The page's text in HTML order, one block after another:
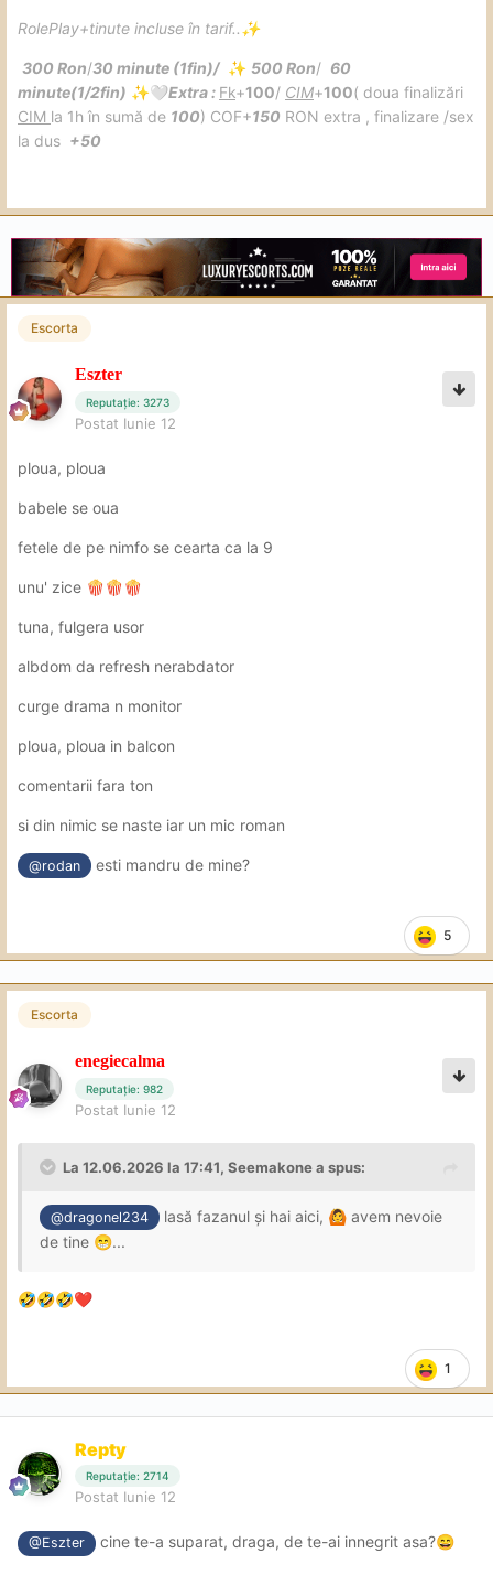
RolePlay+tinute incluse în tarif..✨
300 Ron/30 minute (1fin)/ ✨ 500 Ron/ 60
minute(1/2fin) ✨🤍Extra: Fk+100/ CIM+100( doua finalizări
CIM la 1h în sumă de 100) COF+150 RON extra , finalizare /sex
la dus +50
Escorta
Eszter
Reputație: 3273
Postat Iunie 12
ploua, ploua
babele se oua
fetele de pe nimfo se cearta ca la 9
unu' zice 🍿 🍿 🍿
tuna, fulgera usor
albdom da refresh nerabdator
curge drama n monitor
ploua, ploua in balcon
comentarii fara ton
si din nimic se naste iar un mic roman
@rodan esti mandru de mine?
5
Escorta
enegiecalma
Reputație: 982
Postat Iunie 12
La 12.06.2026 la 17:41, Seemakonea spus:
@dragonel234 lasă fazanul și hai aici, 🙆 avem nevoie
de tine 😁...
🤣🤣🤣❤️
1
Repty
Reputație: 2714
Postat Iunie 12
@Eszter cine te-a suparat, draga, de te-ai innegrit asa?😄